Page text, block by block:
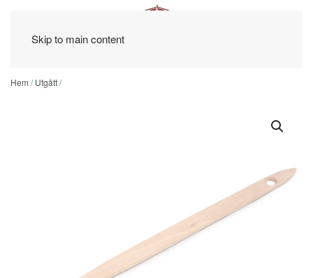
Skip to main content
Hem /Utgått/